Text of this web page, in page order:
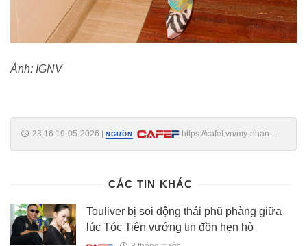
Ảnh: IGNV
23:16 19-05-2026 | NGUỒN :
https://cafef.vn/my-nhan-
CÁC TIN KHÁC
Touliver bị soi động thái phũ phàng giữa
lúc Tóc Tiên vướng tin đồn hẹn hò